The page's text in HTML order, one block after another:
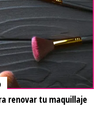
renovar tu maquillaje